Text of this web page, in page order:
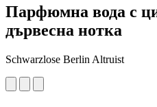
Парфюмна вода с
дървесна нотка
Schwarzlose Berlin Altruist